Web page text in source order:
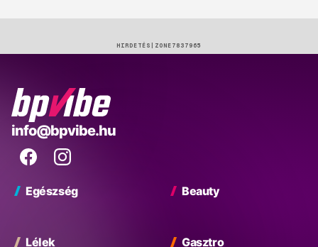
HIRDETÉS
BP
Vibe
info@bpvibe.hu
Egészség Beauty
Lélek Gasztro